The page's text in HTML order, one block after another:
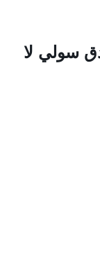
سولي لا